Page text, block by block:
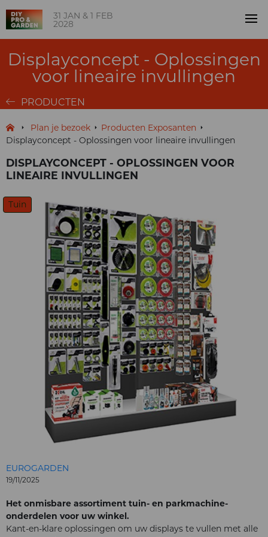
31 JAN & 1 FEB
2028
Displayconcept - Oplossingen
voor lineaire invullingen
PRODUCTEN
Plan je bezoek
Producten Exposanten
Displayconcept - Oplossingen voor lineaire invullingen
DISPLAYCONCEPT - OPLOSSINGEN VOOR
LINEAIRE INVULLINGEN
Tuin
EUROGARDEN
19/11/2025
Het onmisbare assortiment tuin- en parkmachine-
onderdelen voor uw winkel.
Kant-en-klare oplossingen om uw displays te vullen met alle